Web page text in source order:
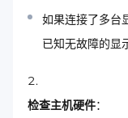
如果连接了多台
已知无故障的显
检查主机硬件：